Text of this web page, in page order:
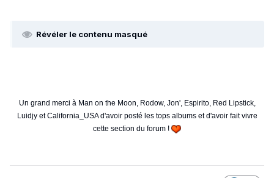
Révéler le contenu masqué
Un grand merci à Man on the Moon, Rodow, Jon', Espirito, Red Lipstick,
Luidjy et California_USA d'avoir posté les tops albums et d'avoir fait vivre
cette section du forum !